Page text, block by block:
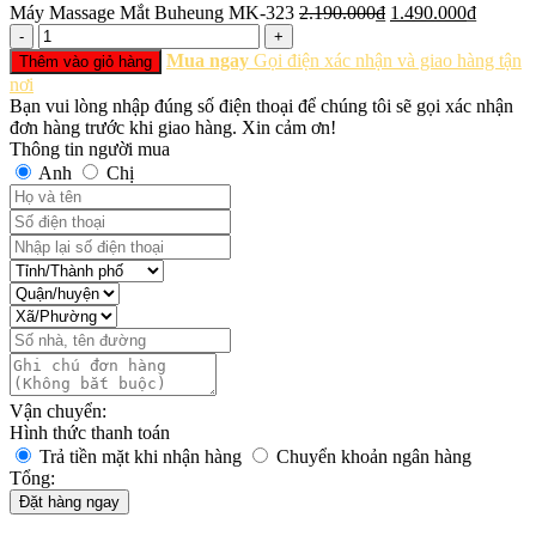
Máy Massage Mắt Buheung MK-323 2.190.000₫ Giá
là:
2.190.000₫.
1.490.000₫Giá
tại
là:
Số
lượng
Thêm vào giỏ hàng Mua ngay Gọi điện xác nhận và giao hàng tận
nơi
Bạn vui lòng nhập đúng số điện thoại để chúng tôi sẽ gọi xác nhận
đơn hàng trước khi giao hàng. Xin cảm ơn!
Thông tin người mua
Anh
Chị
Vận chuyển:
Hình thức thanh toán
Trả tiền mặt khi nhận hàng
Chuyển khoản ngân hàng
Tổng:
Đặt hàng ngay